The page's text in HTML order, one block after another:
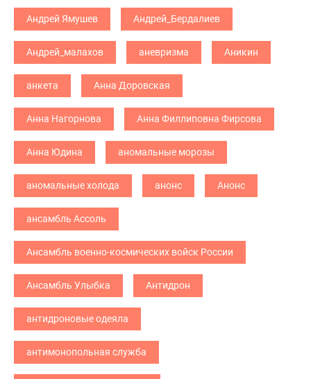
Андрей Ямушев Андрей_Бердалиев
Андрей_малахов аневризма Аникин
анкета Анна Доровская
Анна Нагорнова Анна Филлиповна Фирсова
Анна Юдина аномальные морозы
аномальные холода анонс Анонс
ансамбль Ассоль
Ансамбль военно-космических войск России
Ансамбль Улыбка Антидрон
антидроновые одеяла
антимонопольная служба